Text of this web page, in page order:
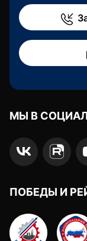
МЫ В
ПОБЕДЫ И